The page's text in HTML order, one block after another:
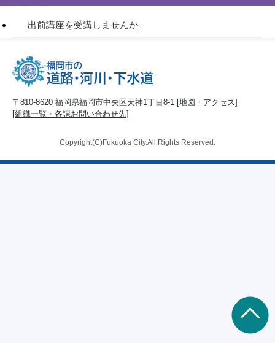
出前講座を受講しませんか
〒810-8620 福岡県福岡市中央区天神1丁目8-1 [地図・アクセス]
[組織一覧・各課お問い合わせ先]
Copyright(C)Fukuoka City.All Rights Reserved.